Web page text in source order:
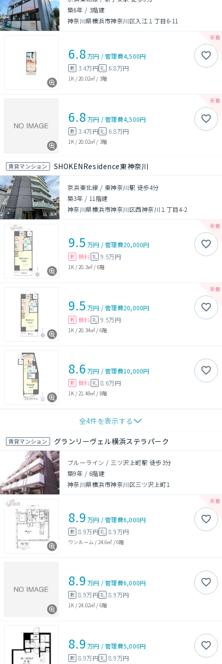
築6年 / 3階建
神奈川県横浜市神奈川区入江１丁目6-11
6.8万円 /管理費4,500円
敷 3.4万円礼 6.8万円
1K / 20.02㎡ / 3階
6.8万円 /管理費4,500円
敷 3.4万円礼 6.8万円
1K / 20.02㎡ / 3階
賃貸マンション SHOKENResidence東神奈川
京浜東北線 / 東神奈川駅 徒歩4分
築3年 / 11階建
神奈川県横浜市神奈川区西神奈川１丁目4-2
9.5 万円 /管理費20,000円
敷 無料 礼 9.5万円
1K / 20.3㎡ / 6階
9.5 万円 /管理費20,000円
敷 無料 礼 9.5万円
1K / 20.34㎡ / 6階
8.6 万円 /管理費10,000円
敷 無料 礼 8.6万円
1K / 21.48㎡ / 8階
全4件を表示する
賃貸マンション グランリーヴェル横浜ステラパーク
ブルーライン / 三ツ沢上町駅 徒歩3分
築9年 / 6階建
神奈川県横浜市神奈川区三ツ沢上町1
8.9 万円 /管理費6,000円
敷 8.9万円礼 8.9万円
ワンルーム / 24.6㎡ /6階
8.9 万円 /管理費6,000円
敷 8.9万円礼 8.9万円
1K / 24.02㎡ / 6階
8.9 万円 /管理費5,000円
敷 8.9万円礼 8.9万円